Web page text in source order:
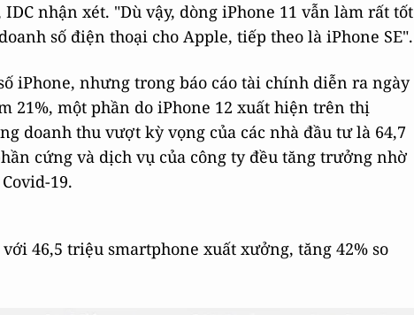
nhận xét. "Dù vậy, dòng iPhone 11 vẫn làm rất tốt
số điện thoại cho Apple, tiếp theo là iPhone SE".
iPhone, nhưng trong báo cáo tài chính diễn ra ngày
21%, một phần do iPhone 12 xuất hiện trên thị
doanh thu vượt kỳ vọng của các nhà đầu tư là 64,7
cứng và dịch vụ của công ty đều tăng trưởng nhờ
19.
46,5 triệu smartphone xuất xưởng, tăng 42% so